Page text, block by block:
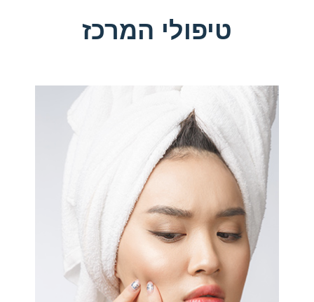
טיפולי המרכז